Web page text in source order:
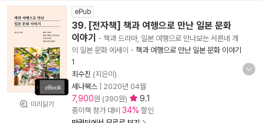
미리읽기
ePub
39. [전자책] 책과 여행으로 만난 일본 문화
이야기
- 책과 드라마, 일본 여행으로 만나보는 서른네 개
의 일본 문화 에세이 - 책과 여행으로 만난 일본 문화 이야기
1
최수진 (지은이)
세나북스
2020년 04월
7,900원 (390원) 9.1
종이책 정가 대비 34% 할인